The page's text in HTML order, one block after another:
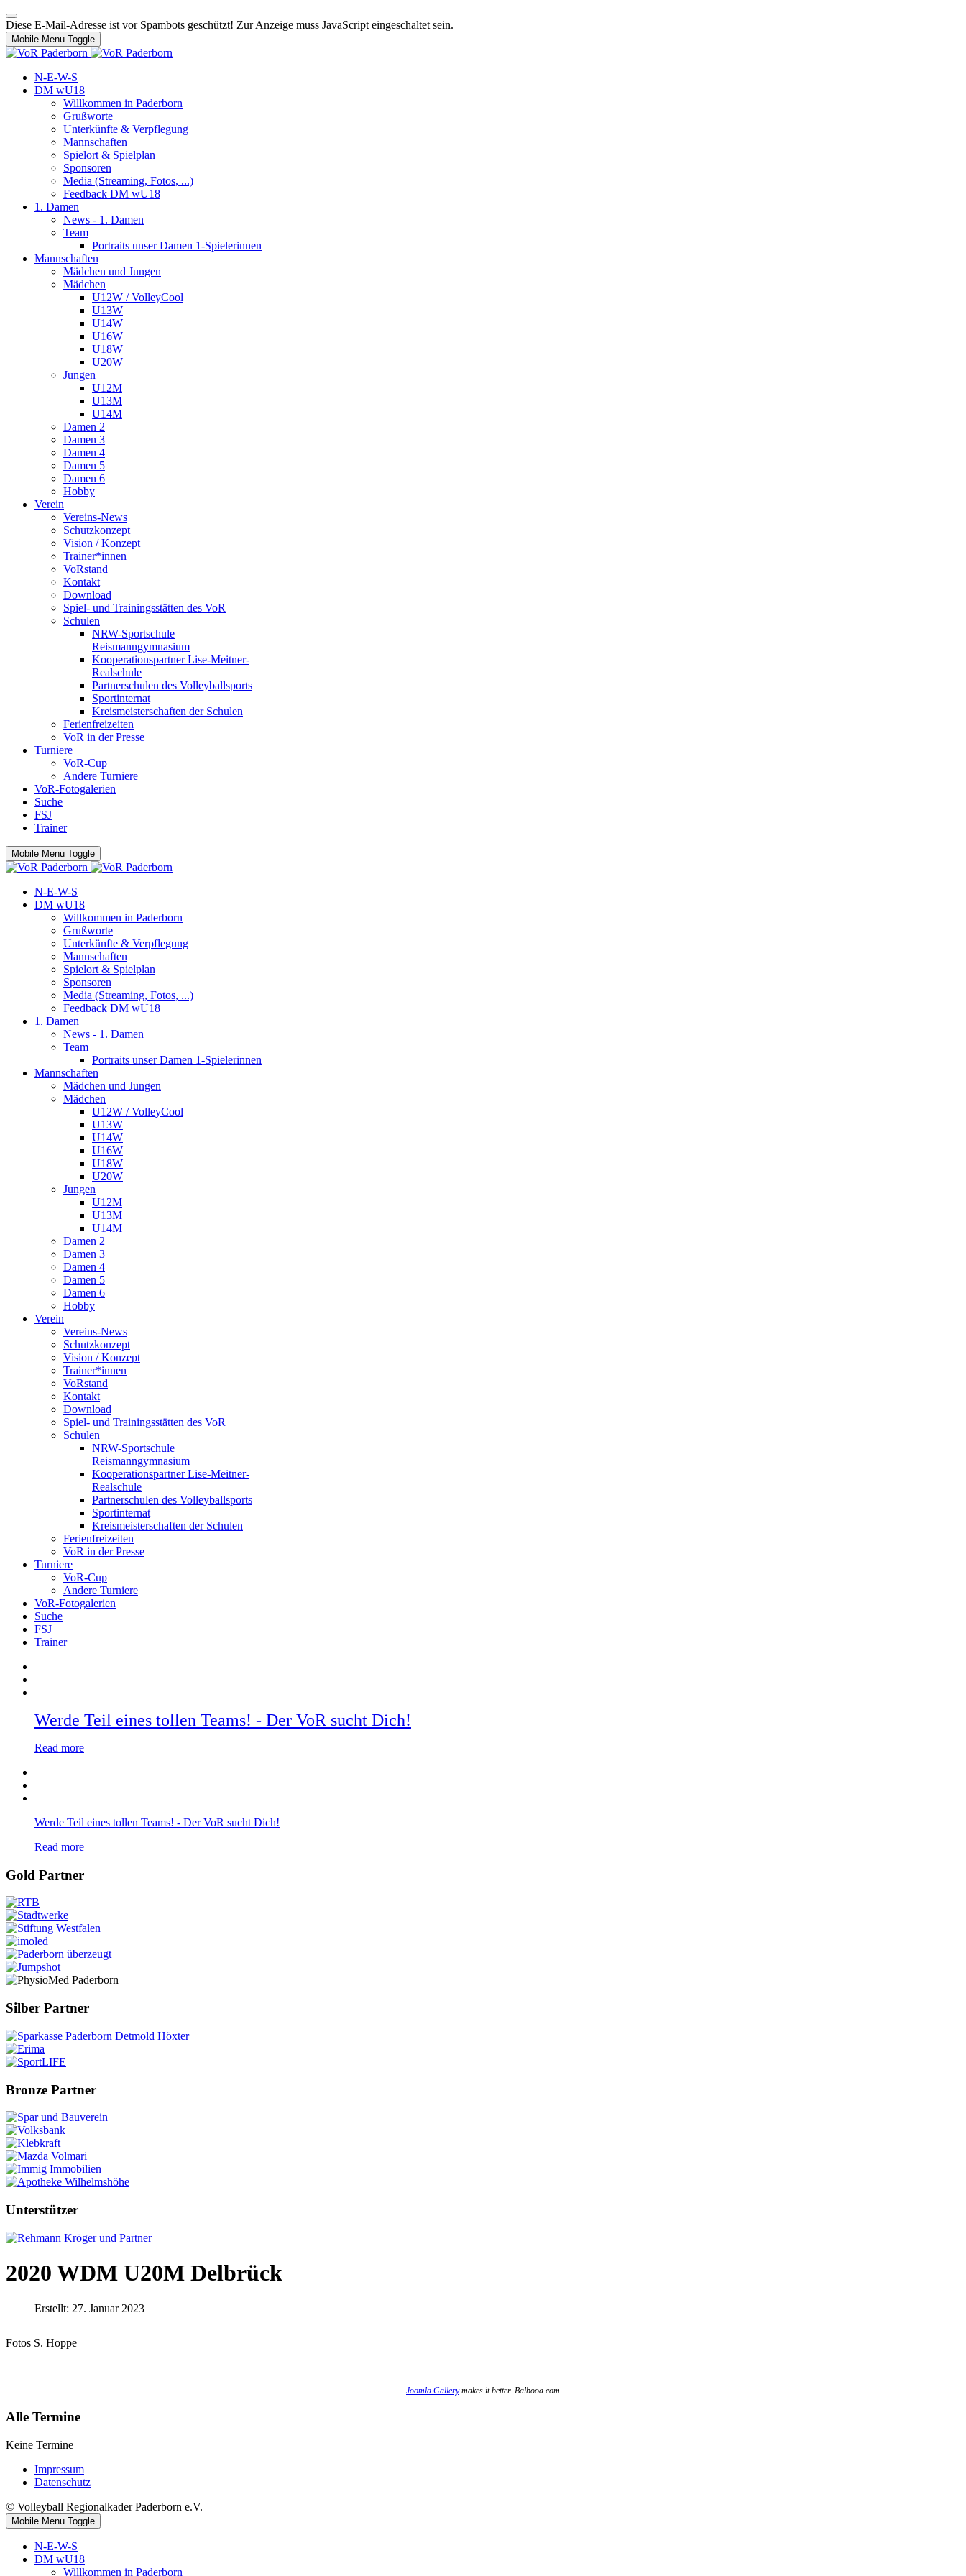
Diese E-Mail-Adresse ist vor Spambots geschützt! Zur Anzeige muss JavaScript eingeschaltet sein.
Mobile Menu Toggle
N-E-W-S
DM wU18
Willkommen in Paderborn
Grußworte
Unterkünfte & Verpflegung
Mannschaften
Spielort & Spielplan
Sponsoren
Media (Streaming, Fotos, ...)
Feedback DM wU18
1. Damen
News - 1. Damen
Team
Portraits unser Damen 1-Spielerinnen
Mannschaften
Mädchen und Jungen
Mädchen
U12W / VolleyCool
U13W
U14W
U16W
U18W
U20W
Jungen
U12M
U13M
U14M
Damen 2
Damen 3
Damen 4
Damen 5
Damen 6
Hobby
Verein
Vereins-News
Schutzkonzept
Vision / Konzept
Trainer*innen
VoRstand
Kontakt
Download
Spiel- und Trainingsstätten des VoR
Schulen
NRW-Sportschule
Reismanngymnasium
Kooperationspartner Lise-Meitner-
Realschule
Partnerschulen des Volleyballsports
Sportinternat
Kreismeisterschaften der Schulen
Ferienfreizeiten
VoR in der Presse
Turniere
VoR-Cup
Andere Turniere
VoR-Fotogalerien
Suche
FSJ
Trainer
Mobile Menu Toggle
N-E-W-S
DM wU18
Willkommen in Paderborn
Grußworte
Unterkünfte & Verpflegung
Mannschaften
Spielort & Spielplan
Sponsoren
Media (Streaming, Fotos, ...)
Feedback DM wU18
1. Damen
News - 1. Damen
Team
Portraits unser Damen 1-Spielerinnen
Mannschaften
Mädchen und Jungen
Mädchen
U12W / VolleyCool
U13W
U14W
U16W
U18W
U20W
Jungen
U12M
U13M
U14M
Damen 2
Damen 3
Damen 4
Damen 5
Damen 6
Hobby
Verein
Vereins-News
Schutzkonzept
Vision / Konzept
Trainer*innen
VoRstand
Kontakt
Download
Spiel- und Trainingsstätten des VoR
Schulen
NRW-Sportschule
Reismanngymnasium
Kooperationspartner Lise-Meitner-
Realschule
Partnerschulen des Volleyballsports
Sportinternat
Kreismeisterschaften der Schulen
Ferienfreizeiten
VoR in der Presse
Turniere
VoR-Cup
Andere Turniere
VoR-Fotogalerien
Suche
FSJ
Trainer
Werde Teil eines tollen Teams! - Der VoR sucht Dich!
Read more
Werde Teil eines tollen Teams! - Der VoR sucht Dich!
Read more
Gold Partner
Silber Partner
Bronze Partner
Unterstützer
2020 WDM U20M Delbrück
Erstellt: 27. Januar 2023
Fotos S. Hoppe
Joomla Gallerymakes it better. Balbooa.com
Alle Termine
Keine Termine
Impressum
Datenschutz
© Volleyball Regionalkader Paderborn e.V.
Mobile Menu Toggle
N-E-W-S
DM wU18
Willkommen in Paderborn